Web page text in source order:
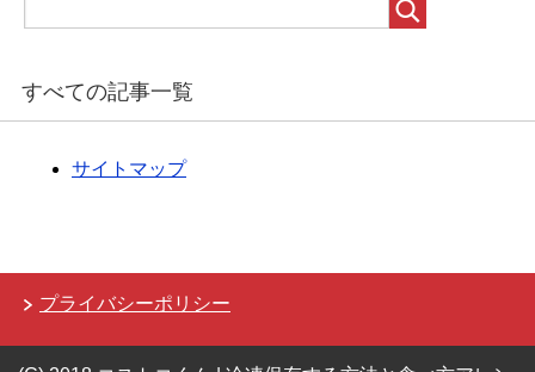
すべての記事一覧
サイトマップ
プライバシーポリシー